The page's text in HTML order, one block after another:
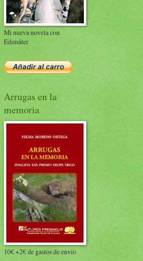
Mi nueva novela con
Edimáter
Arrugas en la
memoria
10€ +2€ de gastos de envío